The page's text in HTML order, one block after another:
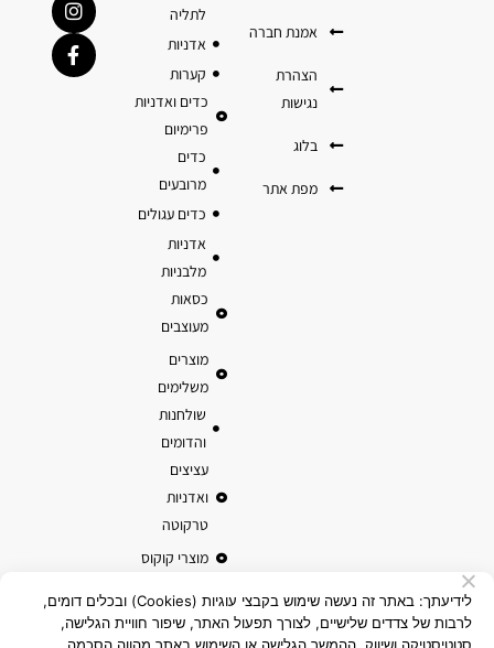
לתליה
אדניות
קערות
כדים ואדניות
פרימיום
כדים
מרובעים
כדים עגולים
אדניות
מלבניות
כסאות
מעוצבים
מוצרים
משלימים
שולחנות
והדומים
עציצים
ואדניות
טרקוטה
מוצרי קוקוס
אמנת חברה
הצהרת
נגישות
בלוג
מפת אתר
לידיעתך: באתר זה נעשה שימוש בקבצי עוגיות (Cookies) ובכלים דומים,
לרבות של צדדים שלישיים, לצורך תפעול האתר, שיפור חוויית הגלישה,